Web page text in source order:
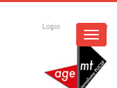
Login Registrar